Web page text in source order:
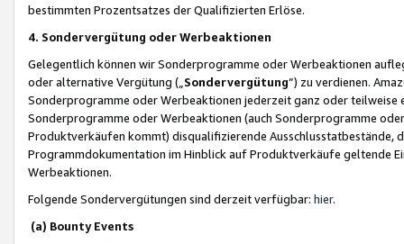
bestimmten Prozentsatzes der Qualifizierten Erlöse.
4. Sondervergütung oder Werbeaktionen
Gelegentlich können wir Sonderprogramme oder Werbeaktionen
oder alternative Vergütung („ Sondervergütung”) zu verdienen.
Sonderprogramme oder Werbeaktionen jederzeit ganz oder
Sonderprogramme oder Werbeaktionen (auch Sonderprogramme
Produktverkäufen kommt) disqualifizierende Ausschlusstatbestände,
Programmdokumentation im Hinblick auf Produktverkäufe geltende
Werbeaktionen.
Folgende Sondervergütungen sind derzeit verfügbar: hier.
(a) Bounty Events